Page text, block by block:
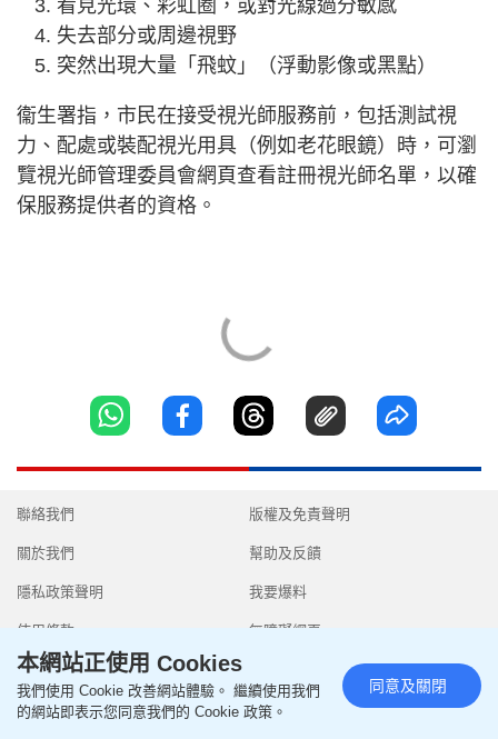
看見光環、彩虹圈，或對光線過分敏感
失去部分或周邊視野
突然出現大量「飛蚊」（浮動影像或黑點）
衞生署指，市民在接受視光師服務前，包括測試視
力、配處或裝配視光用具（例如老花眼鏡）時，可瀏
覽視光師管理委員會網頁查看註冊視光師名單，以確
保服務提供者的資格。
聯絡我們
關於我們
隱私政策聲明
使用條款
版權及免責聲明
幫助及反饋
我要爆料
無障礙網頁
Copyright © 2026 SingTao Ltd.All rights reserved.
本網站正使用 Cookies
我們使用 Cookie 改善網站體驗。 繼續使用我們
的網站即表示您同意我們的 Cookie 政策。
同意及關閉